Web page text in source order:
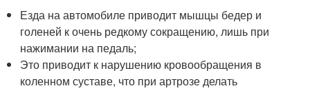
Езда на автомобиле приводит мышцы бедер и
голеней к очень редкому сокращению, лишь при
нажимании на педаль;
Это приводит к нарушению кровообращения в
коленном суставе, что при артрозе делать